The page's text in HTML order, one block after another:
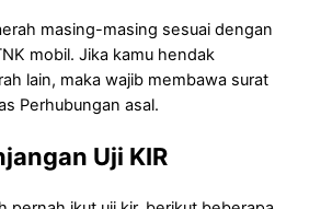
masing-masing sesuai dengan
mobil. Jika kamu hendak
lain, maka wajib membawa surat
Perhubungan asal.
Uji KIR